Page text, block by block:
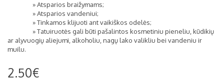
» Atsparios braižymams;
» Atsparios vandeniui;
» Tinkamos klijuoti ant vaikiškos odelės;
» Tatuiruotės gali būti pašalintos kosmetiniu pieneliu, kūdikių
ar alyvuogių aliejumi, alkoholiu, nagų lako valikliu bei vandeniu ir
muilu.
2.50€